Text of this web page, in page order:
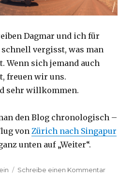
Dagmar und ich für
vergisst, was man
Wenn sich jemand auch
freuen wir uns.
sehr willkommen.
den Blog chronologisch –
vonZürich nach Singapur
unten auf „Weiter“.
Schreibe einen Kommentarzu